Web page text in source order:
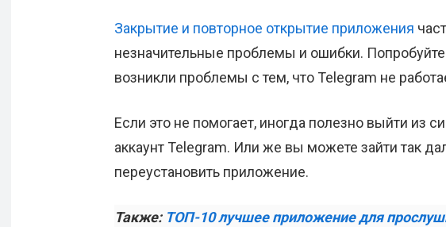
Закрытие и повторное открытие приложения
незначительные проблемы и ошибки. Попробуйте
возникли проблемы с тем, что Telegram не
Если это не помогает, иногда полезно выйти из
аккаунт Telegram. Или же вы можете зайти так
переустановить приложение.
Также: ТОП-10 лучшее приложение для